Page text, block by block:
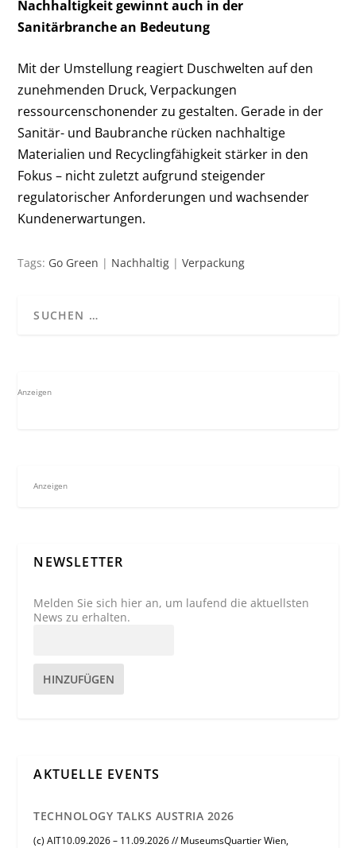
Nachhaltigkeit gewinnt auch in der
Sanitärbranche an Bedeutung
Mit der Umstellung reagiert Duschwelten auf den
zunehmenden Druck, Verpackungen
ressourcenschonender zu gestalten. Gerade in der
Sanitär- und Baubranche rücken nachhaltige
Materialien und Recyclingfähigkeit stärker in den
Fokus – nicht zuletzt aufgrund steigender
regulatorischer Anforderungen und wachsender
Kundenerwartungen.
Tags: Go Green | Nachhaltig |Verpackung
Anzeigen
Anzeigen
NEWSLETTER
Melden Sie sich hier an, um laufend die aktuellsten
News zu erhalten.
HINZUFÜGEN
AKTUELLE EVENTS
TECHNOLOGY TALKS AUSTRIA 2026
(c) AIT10.09.2026 – 11.09.2026 // MuseumsQuartier Wien,